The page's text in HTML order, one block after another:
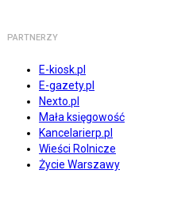
PARTNERZY
E-kiosk.pl
E-gazety.pl
Nexto.pl
Mała księgowość
Kancelarierp.pl
Wieści Rolnicze
Życie Warszawy